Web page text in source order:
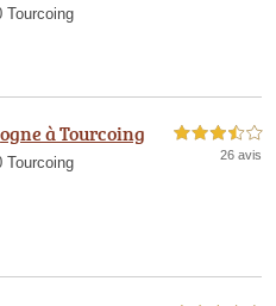
Tourcoing
à Tourcoing
Tourcoing
3,5 étoiles sur 5
26 avis